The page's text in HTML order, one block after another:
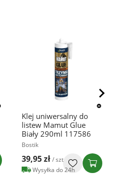
Klej uniwersalny do
listew Mamut Glue
Biały 290ml 117586
Bostik
39,95 zł / szt
Wysyłka do 24h